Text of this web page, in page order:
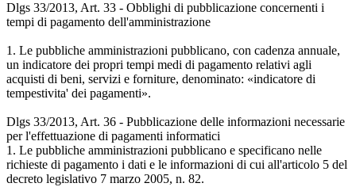
Dlgs 33/2013, Art. 33 - Obblighi di pubblicazione concernenti i
tempi di pagamento dell'amministrazione
1. Le pubbliche amministrazioni pubblicano, con cadenza annuale,
un indicatore dei propri tempi medi di pagamento relativi agli
acquisti di beni, servizi e forniture, denominato: «indicatore di
tempestivita' dei pagamenti».
Dlgs 33/2013, Art. 36 - Pubblicazione delle informazioni necessarie
per l'effettuazione di pagamenti informatici
1. Le pubbliche amministrazioni pubblicano e specificano nelle
richieste di pagamento i dati e le informazioni di cui all'articolo 5 del
decreto legislativo 7 marzo 2005, n. 82.